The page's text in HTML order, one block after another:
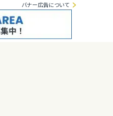
バナー広告について